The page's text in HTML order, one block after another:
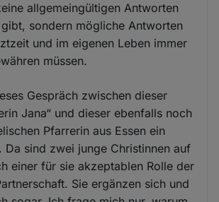
allgemeingültigen Antworten
sondern mögliche Antworten
und im eigenen Leben immer
müssen.
Gespräch zwischen dieser
Jana“ und dieser ebenfalls noch
Pfarrerin aus Essen ein
Da sind zwei junge Christinnen auf
einer für sie akzeptablen Rolle der
Sie ergänzen sich und